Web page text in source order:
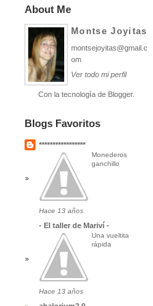
About Me
Montse Joyitas
montsejoyitas@gmail.c
om
Ver todo mi perfil
Con la tecnología de Blogger.
Blogs Favoritos
*****************
Monederos
ganchillo
Hace 13 años
- El taller de Mariví -
Una vueltita
rápida
Hace 13 años